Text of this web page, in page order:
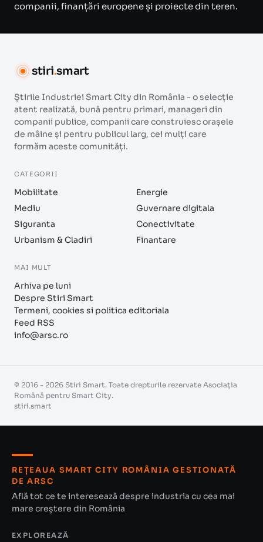
companii, finanțări europene și proiecte din teren.
stiri.smart
Știrile Industriei Smart City din România - o selecție
atent realizată, bună pentru primari, manageri din
companii publice, companii care construiesc orașele
de mâine și pentru publicul larg, cei mulți care
formăm aceste comunități.
CATEGORII
Mobilitate
Energie
Mediu
Guvernare digitala
Siguranta
Conectivitate
Urbanism & Cladiri
Finantare
MAI MULT
Arhiva pe luni
Despre Stiri Smart
Termeni, cookies si politica editoriala
Feed RSS
info@arsc.ro
© 2016 - 2026 Stiri Smart. Toate drepturile rezervate Asociația
Română pentru Smart City.
stiri.smart
REȚEAUA SMART CITY ROMÂNIA GESTIONATĂ
DE ARSC
Află tot ce te interesează despre industria cu cea mai
mare creștere din România
EXPLOREAZĂ